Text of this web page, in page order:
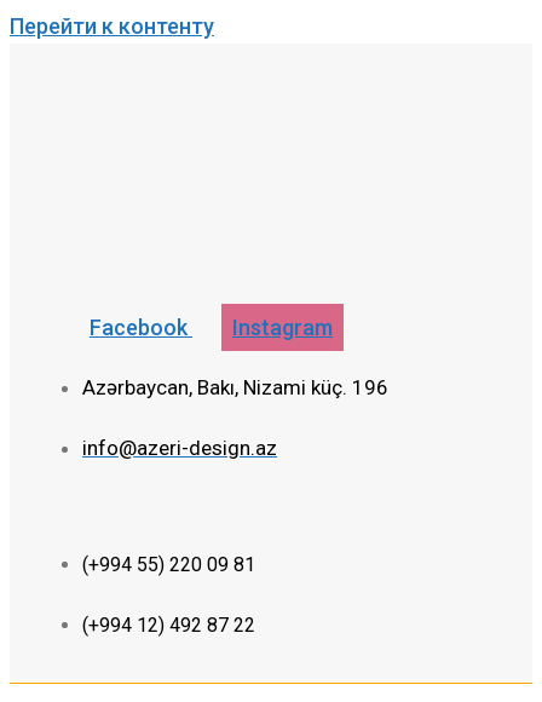
Перейти к контенту
Facebook Instagram
Azərbaycan, Bakı, Nizami küç. 196
info@azeri-design.az
(+994 55) 220 09 81
(+994 12) 492 87 22